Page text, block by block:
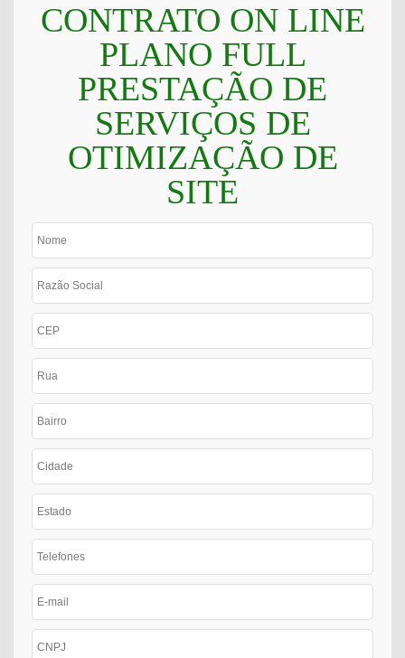
CONTRATO ON LINE
PLANO FULL
PRESTAÇÃO DE
SERVIÇOS DE
OTIMIZAÇÃO DE
SITE